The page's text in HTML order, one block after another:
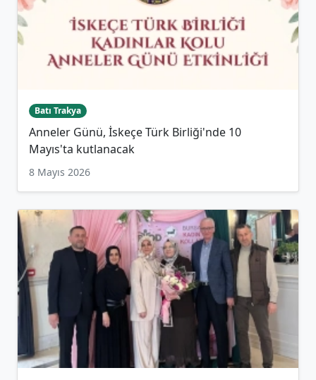
Batı Trakya
Anneler Günü, İskeçe Türk Birliği'nde 10
Mayıs'ta kutlanacak
8 Mayıs 2026